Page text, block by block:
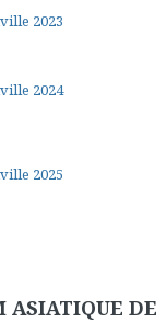
2023
2024
2025
ASIATIQUE DE